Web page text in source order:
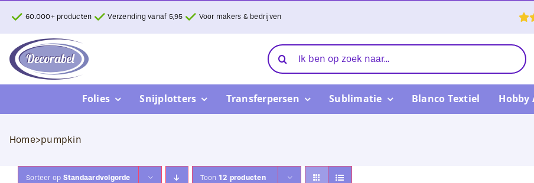
inhoud
60.000+ producten Verzending vanaf 5,95 Voor makers & bedrijven
Zoeken
naar:
Folies Snijplotters Transferpersen Sublimatie Blanco Textiel Hobby
Home>pumpkin
Sorteer op Standaardvolgorde Toon 12 producten